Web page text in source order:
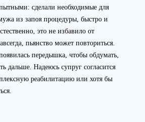
сделали необходимые для
из запоя процедуры, быстро и
это не избавило от
пьянство может повториться.
передышка, чтобы обдумать,
дальше. Надеюсь супруг согласится
реабилитацию или хотя бы